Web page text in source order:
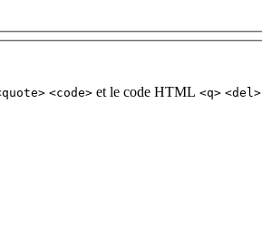
<code> et le code HTML <q> <del>